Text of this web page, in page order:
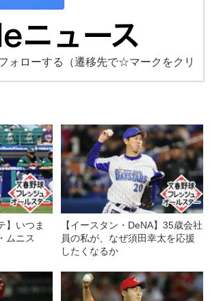
ォローする
（遷移先で☆マークをクリ
】いつま
ムニス
【イースタン・DeNA】35歳会社
員の私が、なぜ須田幸太を応援
したくなるか